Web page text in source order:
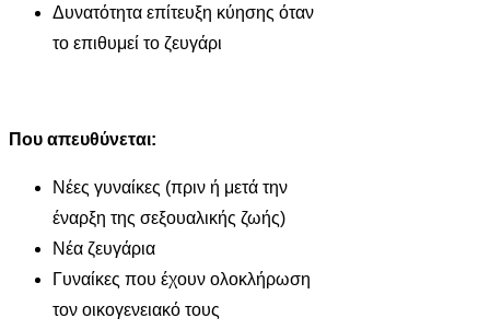
Δυνατότητα επίτευξη κύησης όταν
το επιθυμεί το ζευγάρι
Που απευθύνεται:
Νέες γυναίκες (πριν ή μετά την
έναρξη της σεξουαλικής ζωής)
Νέα ζευγάρια
Γυναίκες που έχουν ολοκλήρωση
τον οικογενειακό τους